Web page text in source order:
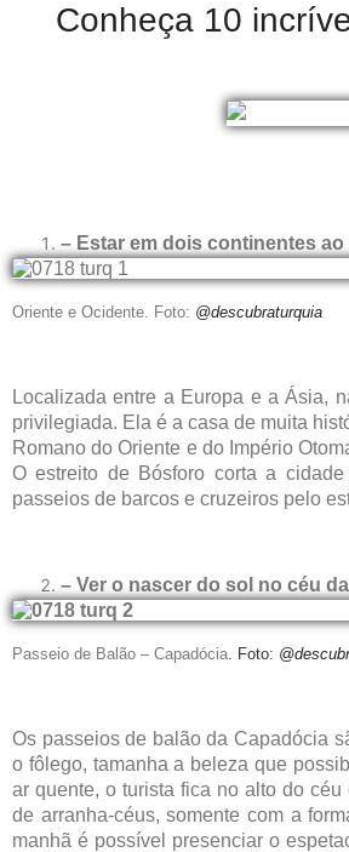
Conheça 10
– Estar em dois continentes
Oriente e Ocidente. Foto: @descubraturquia
Localizada entre a Europa e a Ásia,
privilegiada. Ela é a casa de muita
Romano do Oriente e do Império
O estreito de Bósforo corta a
passeios de barcos e cruzeiros pelo
– Ver o nascer do sol no céu
Passeio de Balão – Capadócia . Foto:
Os passeios de balão da Capadócia
o fôlego, tamanha a beleza que
ar quente, o turista fica no alto do
de arranha-céus, somente com a
manhã é possível presenciar o